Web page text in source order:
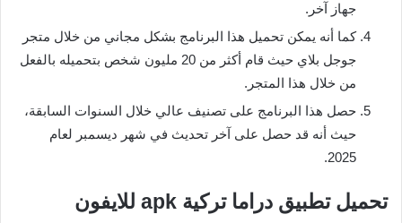
جهاز آخر.
كما أنه يمكن تحميل هذا البرنامج بشكل مجاني من خلال متجر
جوجل بلاي حيث قام أكثر من 20 مليون شخص بتحميله بالفعل
من خلال هذا المتجر.
حصل هذا البرنامج على تصنيف عالي خلال السنوات السابقة،
حيث أنه قد حصل على آخر تحديث في شهر ديسمبر لعام
2025.
تحميل تطبيق دراما تركية apk للايفون